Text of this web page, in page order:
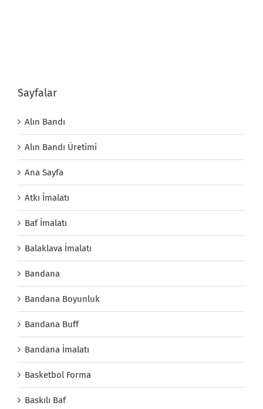
Sayfalar
Alın Bandı
Alın Bandı Üretimi
Ana Sayfa
Atkı İmalatı
Baf İmalatı
Balaklava İmalatı
Bandana
Bandana Boyunluk
Bandana Buff
Bandana İmalatı
Basketbol Forma
Baskılı Baf